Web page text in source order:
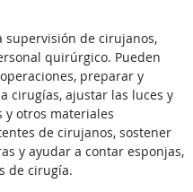
supervisión de cirujanos,
quirúrgico. Pueden
preparar y
cirugías, ajustar las luces y
otros materiales
de cirujanos, sostener
y ayudar a contar esponjas,
de cirugía.